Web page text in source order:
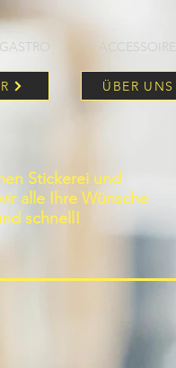
GASTRO ACCESSOIRES
ÜBER UNS
Stickerei und
alle Ihre Wünsche
schnell!